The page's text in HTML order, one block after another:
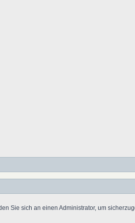
Sie sich an einen Administrator, um